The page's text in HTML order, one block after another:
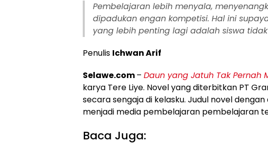
Pembelajaran lebih menyala,
dipadukan engan kompetisi. Hal ini
yang lebih penting lagi adalah siswa tidak
Penulis Ichwan Arif
Selawe.com– Daun yang Jatuh Tak Pernah
karya Tere Liye. Novel yang diterbitkan PT
secara sengaja di kelasku. Judul novel
menjadi media pembelajaran pembelajaran
Baca Juga: